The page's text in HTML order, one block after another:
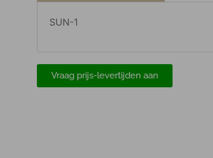
SUN-1
Vraag prijs-levertijden aan